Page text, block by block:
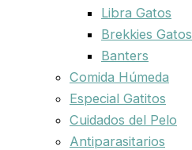
Libra Gatos
Brekkies Gatos
Banters
Comida Húmeda
Especial Gatitos
Cuidados del Pelo
Antiparasitarios